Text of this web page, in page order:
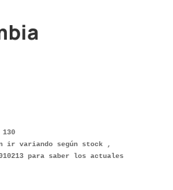
130
ir variando según stock ,
para saber los actuales